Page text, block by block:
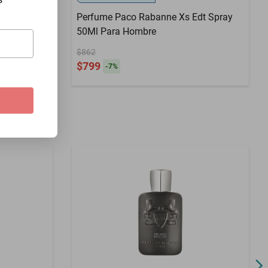
Perfume Paco Rabanne Xs Edt Spray
50Ml Para Hombre
$862
$799 -7%